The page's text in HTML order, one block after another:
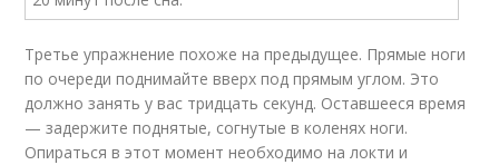
Третье упражнение похоже на предыдущее. Прямые ноги
по очереди поднимайте вверх под прямым углом. Это
должно занять у вас тридцать секунд. Оставшееся время
— задержите поднятые, согнутые в коленях ноги.
Опираться в этот момент необходимо на локти и